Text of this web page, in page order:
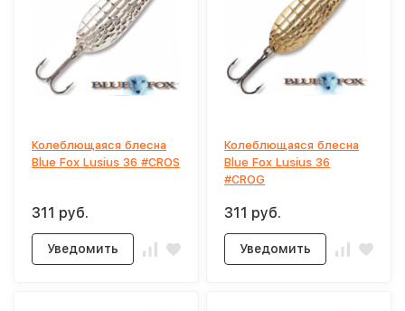
Колеблющаяся блесна
Blue Fox Lusius 36 #CROS
311 руб.
Уведомить
Колеблющаяся блесна
Blue Fox Lusius 36
#CROG
311 руб.
Уведомить